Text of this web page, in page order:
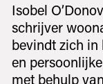
Isobel
schrijver
bevindt zich in
en
met behulp